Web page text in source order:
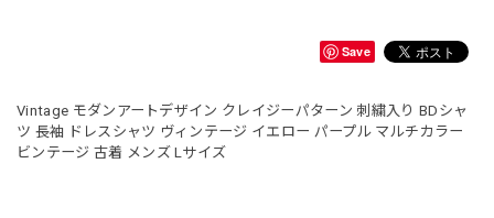
Save
Vintage モダンアートデザイン クレイジーパターン 刺繍入り BDシャ
ツ 長袖 ドレスシャツ ヴィンテージ イエロー パープル マルチカラー
ビンテージ 古着 メンズ Lサイズ